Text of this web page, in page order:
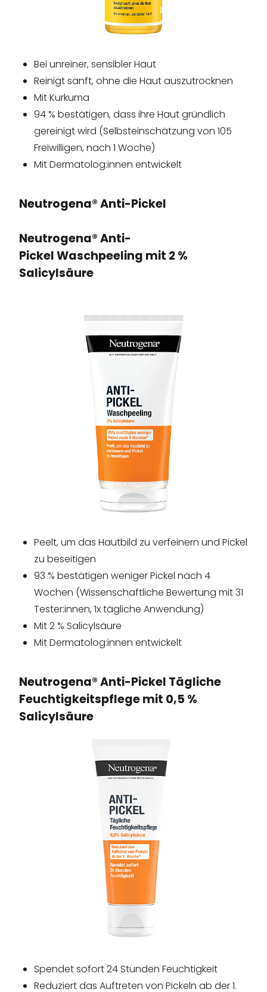
Bei unreiner, sensibler Haut
Reinigt sanft, ohne die Haut auszutrocknen
Mit Kurkuma
94 % bestätigen, dass ihre Haut gründlich
gereinigt wird (Selbsteinschätzung von 105
Freiwilligen, nach 1 Woche)
Mit Dermatolog:innen entwickelt
Neutrogena® Anti-Pickel
Neutrogena® Anti-
PickelWaschpeeling mit 2 %
Salicylsäure
Peelt, um das Hautbild zu verfeinern und Pickel
zu beseitigen
93 % bestätigen weniger Pickel nach 4
Wochen (Wissenschaftliche Bewertung mit 31
Tester:innen, 1x tägliche Anwendung)
Mit 2 % Salicylsäure
Mit Dermatolog:innen entwickelt
Neutrogena® Anti-Pickel Tägliche
Feuchtigkeitspflege mit 0,5 %
Salicylsäure
Spendet sofort 24 Stunden Feuchtigkeit
Reduziert das Auftreten von Pickeln ab der 1.